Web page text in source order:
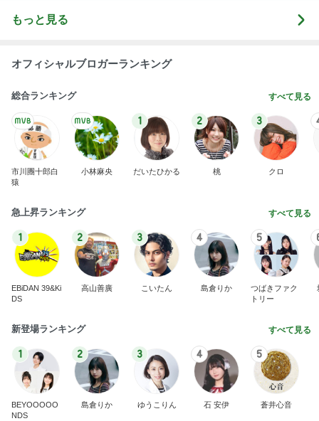
もっと見る
オフィシャルブロガーランキング
総合ランキング すべて見る
市川團十郎白
猿
小林麻央
1
だいたひかる
2
桃
3
クロ
急上昇ランキング すべて見る
1
EBiDAN 39&Ki
DS
2
高山善廣
3
こいたん
4
島倉りか
5
つばきファク
トリー
新登場ランキング すべて見る
1
BEYOOOOO
NDS
2
島倉りか
3
ゆうこりん
4
石 安伊
5
蒼井心音